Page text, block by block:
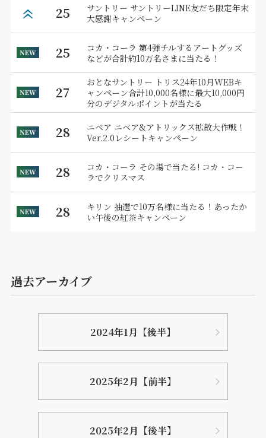
25
サントリー サントリーLINE友だち限定年末
大感謝キャンペーン
25
コカ・コーラ 第4弾チルするアートグッズ
などが合計約10万名さまに当たる！
27
おとなサントリー トリス24年10月WEBキ
ャンペーン合計10,000名様に最大10,000円
分のデジタルポイントが当たる
28
ニベア ニベア&アトリックス拡散大作戦！
Ver.2.0レシートキャンペーン
28
コカ・コーラ その場で当たる! コカ・コー
ラでクリスマス
28
キリン 抽選で10万名様に当たる！あったか
い午後の紅茶キャンペーン
過去アーカイブ
2024年1月【後半】
2025年2月【前半】
2025年2月【後半】